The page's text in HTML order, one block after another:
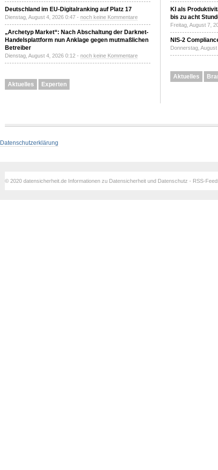
Deutschland im EU-Digitalranking auf Platz 17
Dienstag, August 4, 2026 0:47 - noch keine Kommentare
„Archetyp Market“: Nach Abschaltung der Darknet-
Handelsplattform nun Anklage gegen mutmaßlichen
Betreiber
Dienstag, August 4, 2026 0:12 - noch keine Kommentare
Aktuelles Experten
KI als
bis zu acht
Freitag, August 7,
NIS-2
Donnerstag,
Aktuelles
Datenschutzerklärung
© 2020 datensicherheit.de Informationen zu Datensicherheit und Datenschutz - RSS-